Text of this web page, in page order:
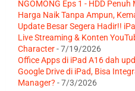
NGOMONG Eps 1 - HDD
Harga Naik Tanpa Ampun,
Update Besar Segera Hadir!!
Live Streaming & Konten
Character- 7/19/2026
Office Apps di iPad A16 dah
Google Drive di iPad, Bisa
Manager? - 7/3/2026